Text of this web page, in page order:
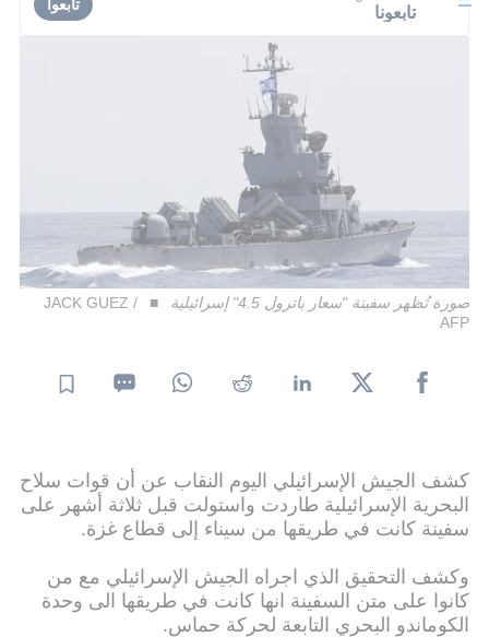
تابعونا تابعوا
صورة تُظهر سفينة "سعار باترول 4.5" إسرائيلية
JACK GUEZ /
AFP
كشف الجيش الإسرائيلي اليوم النقاب عن أن قوات سلاح
البحرية الإسرائيلية طاردت واستولت قبل ثلاثة أشهر على
سفينة كانت في طريقها من سيناء إلى قطاع غزة.
وكشف التحقيق الذي اجراه الجيش الإسرائيلي مع من
كانوا على متن السفينة انها كانت في طريقها الى وحدة
الكوماندو البحري التابعة لحركة حماس.